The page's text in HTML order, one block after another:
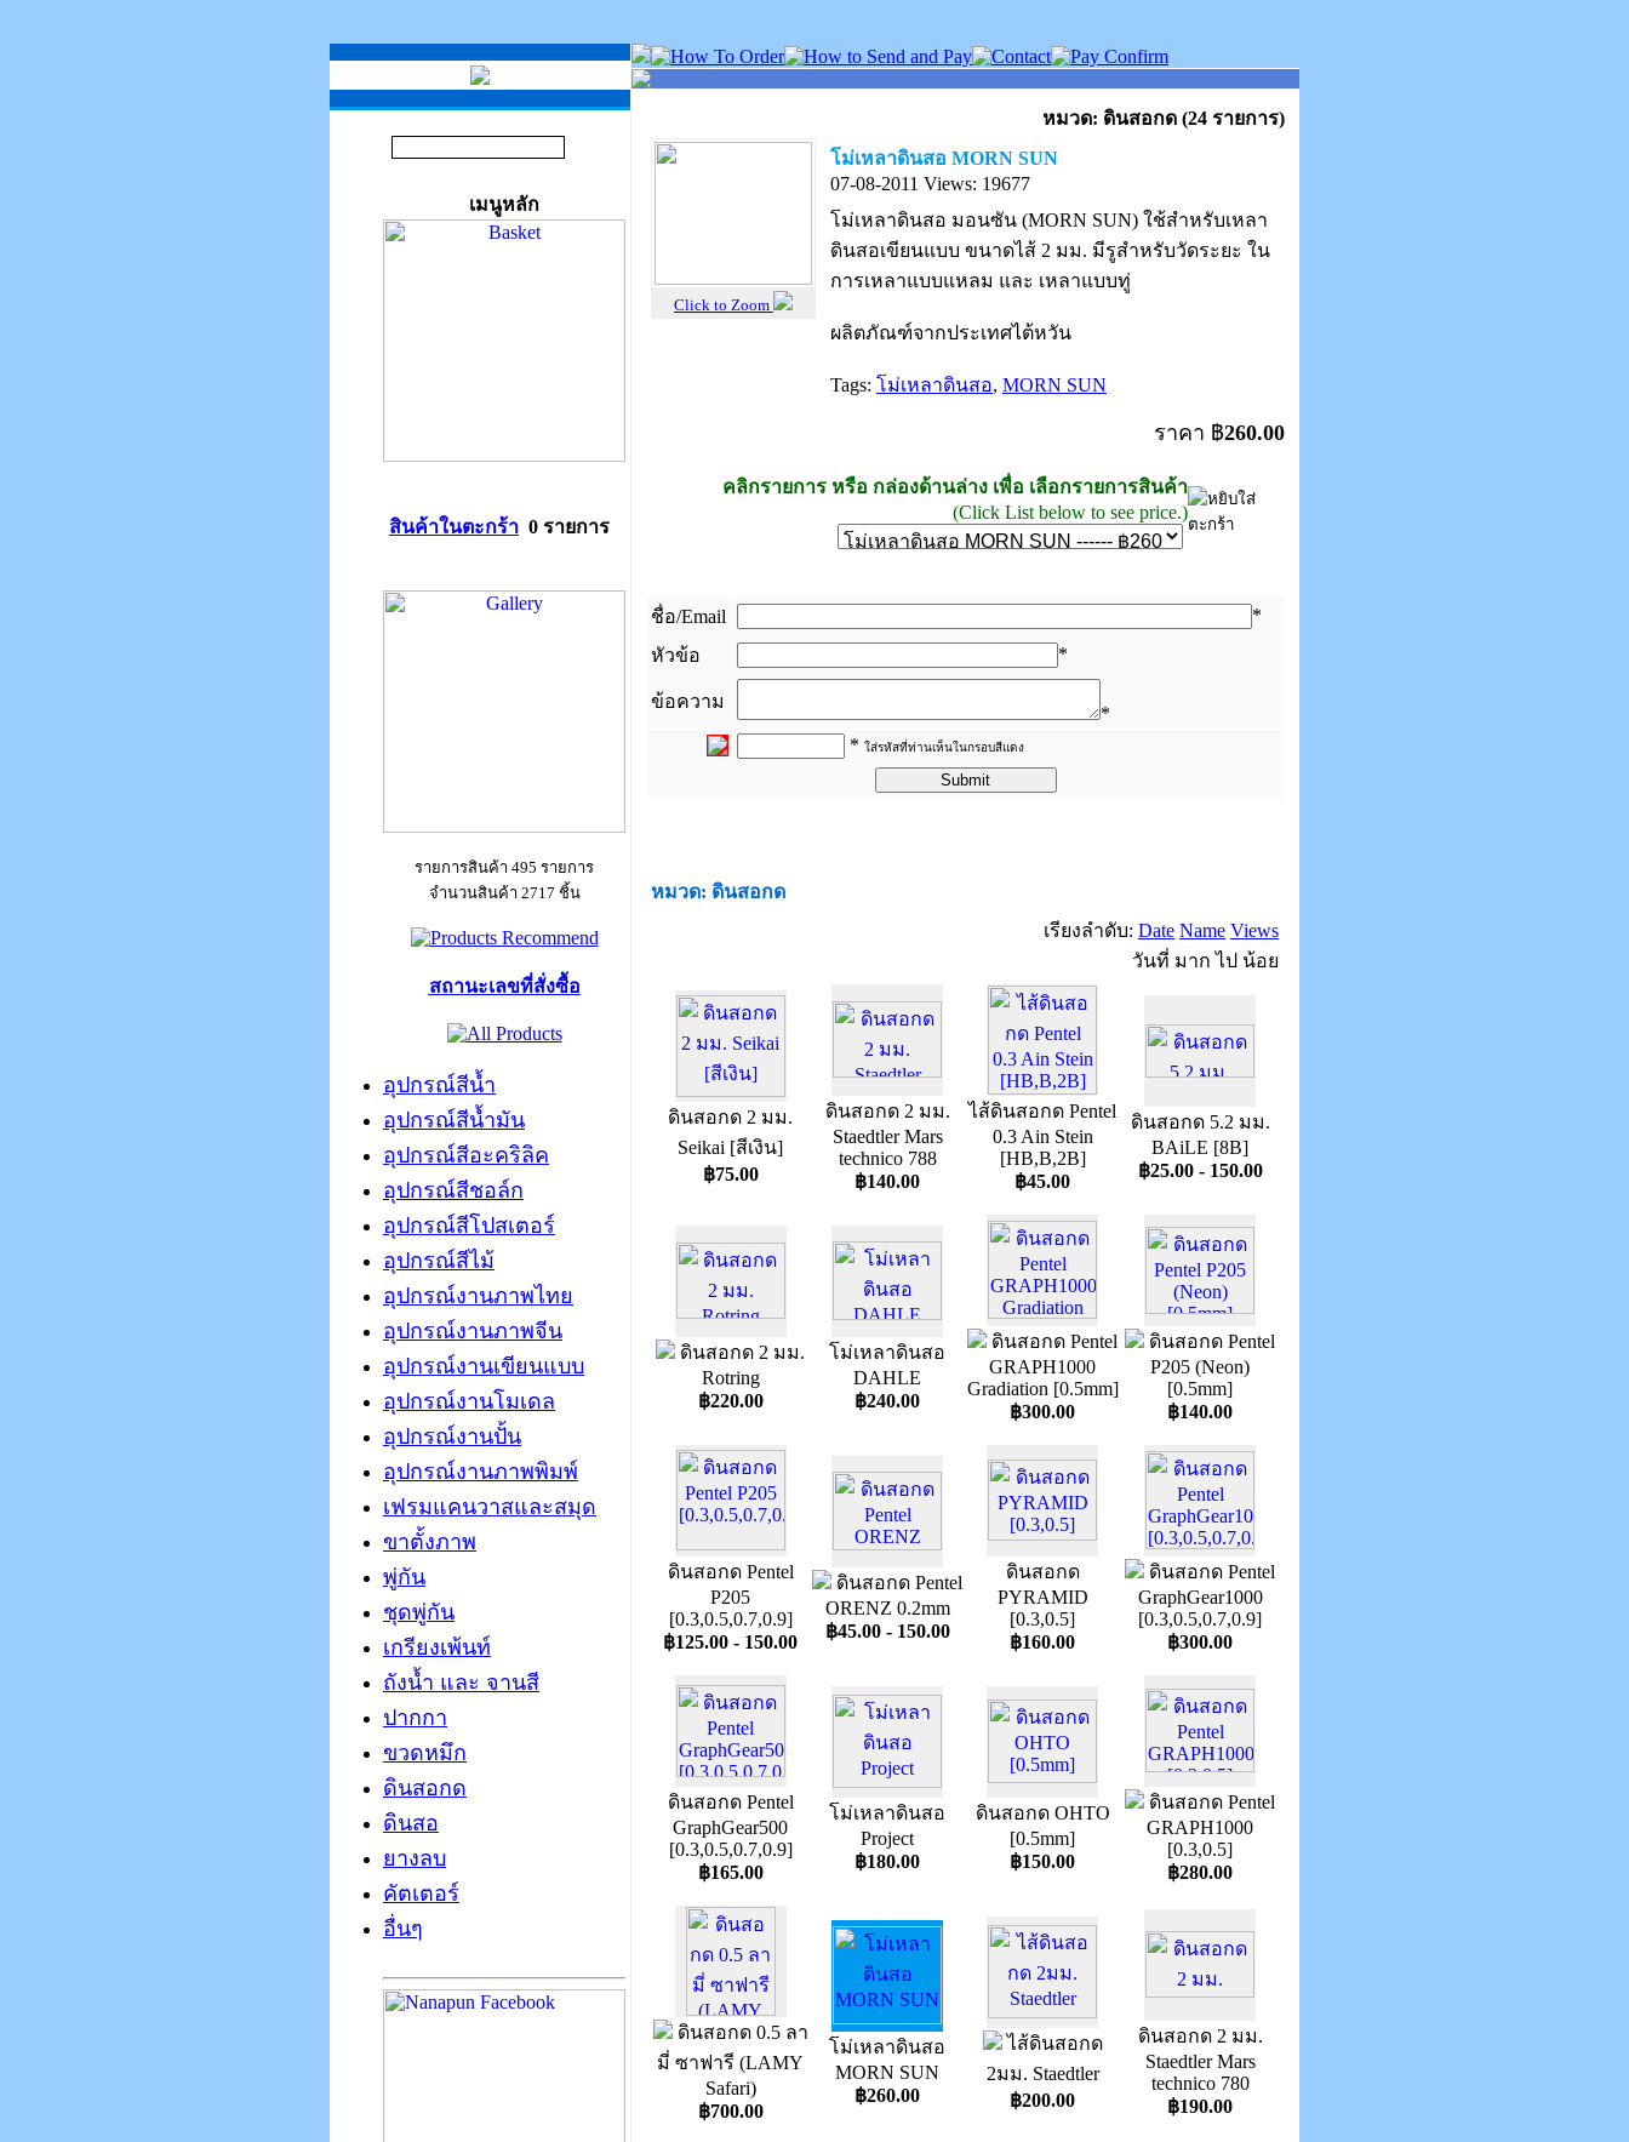
เมนูหลัก
สินค้าในตะกร้า 0 รายการ
รายการสินค้า 495 รายการ
จำนวนสินค้า 2717 ชิ้น
สถานะเลขที่สั่งซื้อ
อุปกรณ์สีน้ำ
อุปกรณ์สีน้ำมัน
อุปกรณ์สีอะคริลิค
อุปกรณ์สีชอล์ก
อุปกรณ์สีโปสเตอร์
อุปกรณ์สีไม้
อุปกรณ์งานภาพไทย
อุปกรณ์งานภาพจีน
อุปกรณ์งานเขียนแบบ
อุปกรณ์งานโมเดล
อุปกรณ์งานปั้น
อุปกรณ์งานภาพพิมพ์
เฟรมแคนวาสและสมุด
ขาตั้งภาพ
พู่กัน
ชุดพู่กัน
เกรียงเพ้นท์
ถังน้ำ และ จานสี
ปากกา
ขวดหมึก
ดินสอกด
ดินสอ
ยางลบ
คัตเตอร์
อื่นๆ
หมวด: ดินสอกด (24 รายการ)
Click to Zoom
โม่เหลาดินสอ MORN SUN
07-08-2011 Views: 19677
โม่เหลาดินสอ มอนซัน (MORN SUN) ใช้สำหรับเหลา
ดินสอเขียนแบบ ขนาดไส้ 2 มม. มีรูสำหรับวัดระยะ ใน
การเหลาแบบแหลม และ เหลาแบบทู่
ผลิตภัณฑ์จากประเทศไต้หวัน
Tags: โม่เหลาดินสอ, MORN SUN
ราคา ฿260.00
คลิกรายการ หรือ กล่องด้านล่าง เพื่อ เลือกรายการสินค้า
(Click List below to see price.)
ชื่อ/Email
*
หัวข้อ
*
ข้อความ
*
* ใส่รหัสที่ท่านเห็นในกรอบสีแดง
หมวด: ดินสอกด
เรียงลำดับ: Date Name Views
วันที่ มาก ไป น้อย
ดินสอกด 2 มม.
Seikai [สีเงิน]
฿75.00
ดินสอกด 2 มม.
Staedtler Mars
technico 788
฿140.00
ไส้ดินสอกด Pentel
0.3 Ain Stein
[HB,B,2B]
฿45.00
ดินสอกด 5.2 มม.
BAiLE [8B]
฿25.00 - 150.00
ดินสอกด 2 มม.
Rotring
฿220.00
โม่เหลาดินสอ
DAHLE
฿240.00
ดินสอกด Pentel
GRAPH1000
Gradiation [0.5mm]
฿300.00
ดินสอกด Pentel
P205 (Neon)
[0.5mm]
฿140.00
ดินสอกด Pentel
P205
[0.3,0.5,0.7,0.9]
฿125.00 - 150.00
ดินสอกด Pentel
ORENZ 0.2mm
฿45.00 - 150.00
ดินสอกด
PYRAMID
[0.3,0.5]
฿160.00
ดินสอกด Pentel
GraphGear1000
[0.3,0.5,0.7,0.9]
฿300.00
ดินสอกด Pentel
GraphGear500
[0.3,0.5,0.7,0.9]
฿165.00
โม่เหลาดินสอ
Project
฿180.00
ดินสอกด OHTO
[0.5mm]
฿150.00
ดินสอกด Pentel
GRAPH1000
[0.3,0.5]
฿280.00
ดินสอกด 0.5 ลา
มี่ ซาฟารี (LAMY
Safari)
฿700.00
โม่เหลาดินสอ
MORN SUN
฿260.00
ไส้ดินสอกด
2มม. Staedtler
฿200.00
ดินสอกด 2 มม.
Staedtler Mars
technico 780
฿190.00